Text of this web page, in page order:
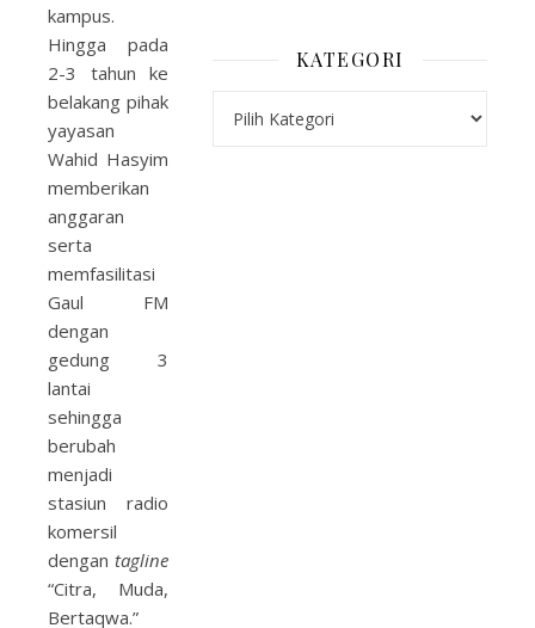
kampus.
Hingga pada
2-3 tahun ke
belakang pihak
yayasan
Wahid Hasyim
memberikan
anggaran
serta
memfasilitasi
Gaul FM
dengan
gedung 3
lantai
sehingga
berubah
menjadi
stasiun radio
komersil
dengan tagline
“Citra, Muda,
Bertaqwa.”
KATEGORI